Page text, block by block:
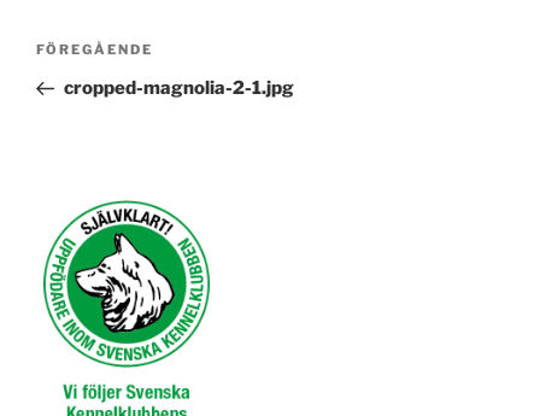
Inläggsnavigering
Föregående
inlägg
FÖREGÅENDE
cropped-magnolia-2-1.jpg